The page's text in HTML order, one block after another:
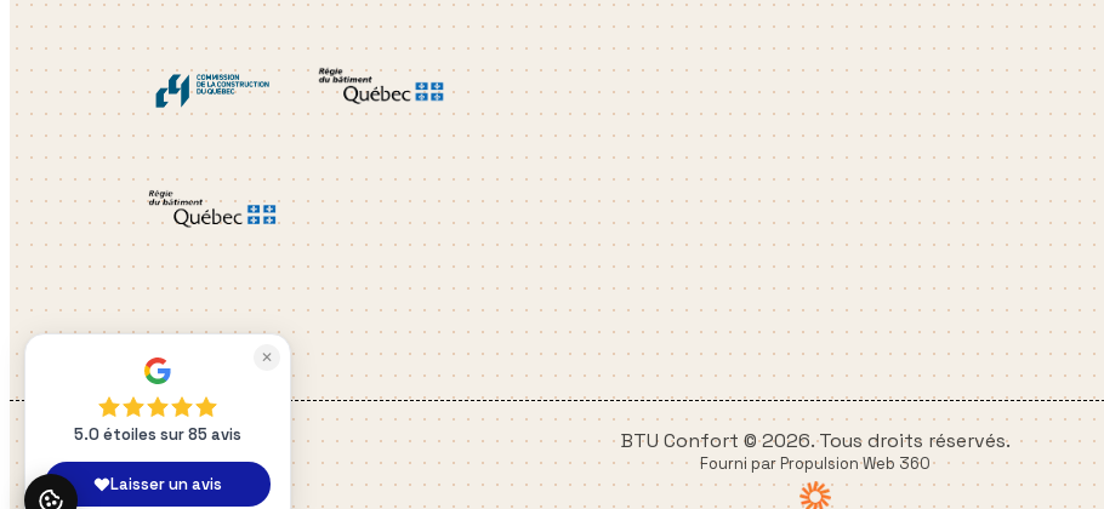
BTU Confort © 2026. Tous droits réservés.
Fourni par Propulsion Web 360
✕
5.0 étoiles sur 85 avis
Laisser un avis